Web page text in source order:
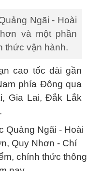
Ngãi - Hoài
và một phần
thức vận hành.
cao tốc dài gần
phía Đông qua
Gia Lai, Đắk Lắk